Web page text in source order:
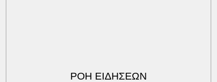
ΡΟΗ ΕΙΔΗΣΕΩΝ